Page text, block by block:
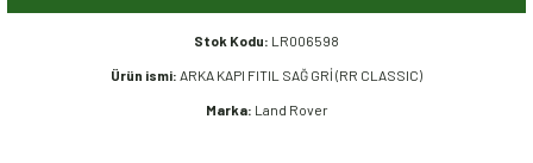
Stok Kodu: LR006598
Ürün ismi: ARKA KAPI FITIL SAĞ GRİ (RR CLASSIC)
Marka: Land Rover